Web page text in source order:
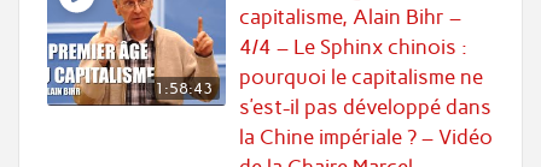
1:58:43
capitalisme, Alain Bihr –
4/4 – Le Sphinx chinois :
pourquoi le capitalisme ne
s’est-il pas développé dans
la Chine impériale ? – Vidéo